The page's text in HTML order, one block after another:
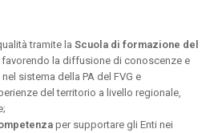
tramite laScuola di formazione del
, favorendo la diffusione di conoscenze e
sistema della PA del FVG e
del territorio a livello regionale,
per supportare gli Enti nei